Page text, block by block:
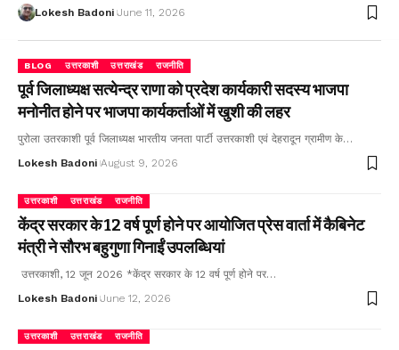
Lokesh Badoni June 11, 2026
BLOG उत्तरकाशी उत्तराखंड राजनीति
पूर्व जिलाध्यक्ष सत्येन्द्र राणा को प्रदेश कार्यकारी सदस्य भाजपा
मनोनीत होने पर भाजपा कार्यकर्ताओं में खुशी की लहर
पुरोला उतरकाशी पूर्व जिलाध्यक्ष भारतीय जनता पार्टी उत्तरकाशी एवं देहरादून ग्रामीण के…
Lokesh Badoni August 9, 2026
उत्तरकाशी उत्तराखंड राजनीति
केंद्र सरकार के 12 वर्ष पूर्ण होने पर आयोजित प्रेस वार्ता में कैबिनेट
मंत्री ने सौरभ बहुगुणा गिनाईं उपलब्धियां
उत्तरकाशी, 12 जून 2026 *केंद्र सरकार के 12 वर्ष पूर्ण होने पर…
Lokesh Badoni June 12, 2026
उत्तरकाशी उत्तराखंड राजनीति